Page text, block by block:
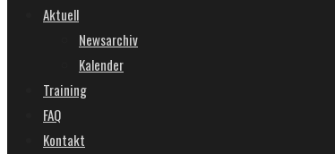
Aktuell
Newsarchiv
Kalender
Training
FAQ
Kontakt